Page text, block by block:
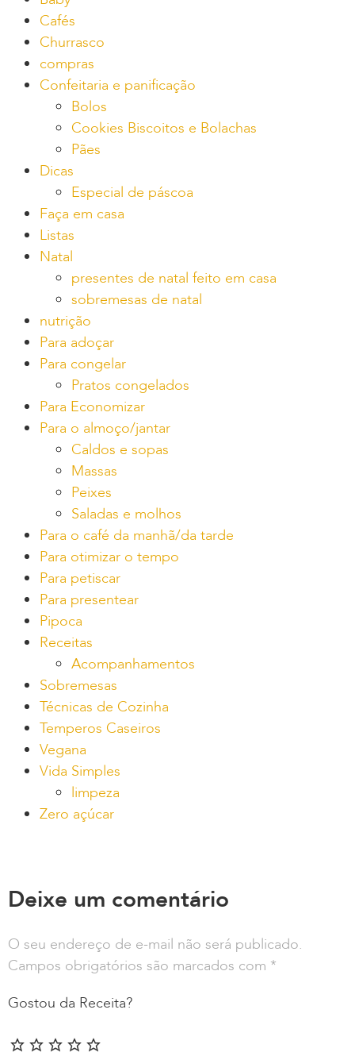
Cafés
Churrasco
compras
Confeitaria e panificação
Bolos
Cookies Biscoitos e Bolachas
Pães
Dicas
Especial de páscoa
Faça em casa
Listas
Natal
presentes de natal feito em casa
sobremesas de natal
nutrição
Para adoçar
Para congelar
Pratos congelados
Para Economizar
Para o almoço/jantar
Caldos e sopas
Massas
Peixes
Saladas e molhos
Para o café da manhã/da tarde
Para otimizar o tempo
Para petiscar
Para presentear
Pipoca
Receitas
Acompanhamentos
Sobremesas
Técnicas de Cozinha
Temperos Caseiros
Vegana
Vida Simples
limpeza
Zero açúcar
Deixe um comentário
O seu endereço de e-mail não será publicado.
Campos obrigatórios são marcados com *
Gostou da Receita?